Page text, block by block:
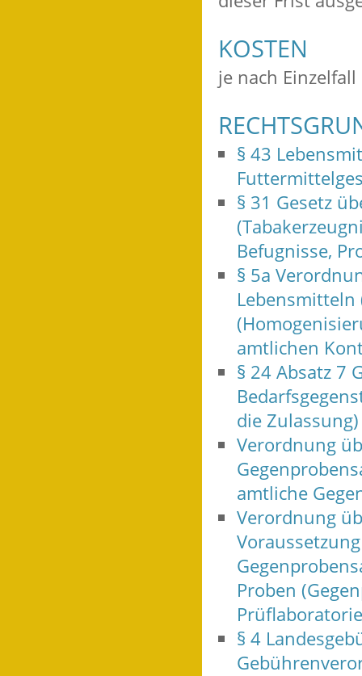
KOSTEN
je nach Einzelfall
§ 43
§ 31 Gesetz
Befugnisse,
§ 5a
amtlichen
§ 24 Absatz 7
die Zulassung)
Verordnung
amtliche
Verordnung
Proben
§ 4